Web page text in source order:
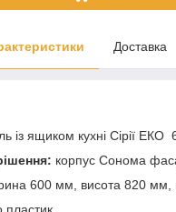
Доставка
із ящиком кухні Сірії ЕКО
корпус Сонома
600 мм, висота 820 мм,
пластик